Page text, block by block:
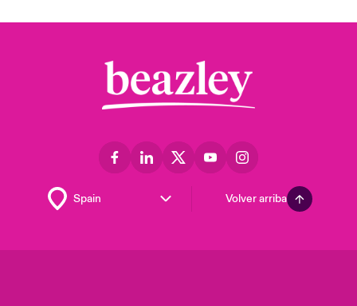
Volver arriba